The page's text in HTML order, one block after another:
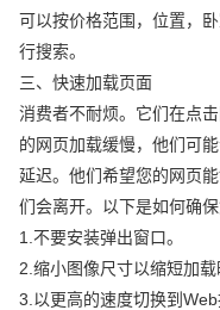
可以按价格范围，位置，
行搜索。
三、快速加载页面
消费者不耐烦。它们在点
的网页加载缓慢，他们可
延迟。他们希望您的网页
们会离开。以下是如何确
1.不要安装弹出窗口。
2.缩小图像尺寸以缩短加载
3.以更高的速度切换到Web